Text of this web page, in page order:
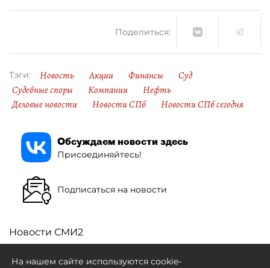
Поделиться:
Тэги: Новость Акции Финансы
Суд
Судебные споры
Компании
Нефть
Деловые новости
Новости СПб Новости СПб сегодня
Обсуждаем новости здесь
Присоединяйтесь!
Подписаться на новости
Новости СМИ2
На нашем сайте используются cookie-